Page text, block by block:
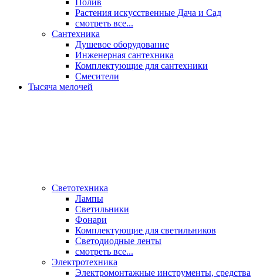
Полив
Растения искусственные Дача и Сад
смотреть все...
Сантехника
Душевое оборудование
Инженерная сантехника
Комплектующие для сантехники
Смесители
Тысяча мелочей
Светотехника
Лампы
Светильники
Фонари
Комплектующие для светильников
Светодиодные ленты
смотреть все...
Электротехника
Электромонтажные инструменты, средства